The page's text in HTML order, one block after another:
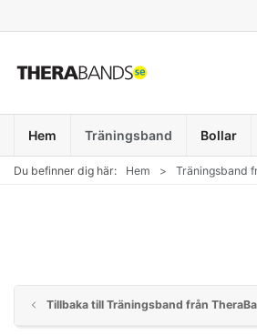
Hem Träningsband Bollar
Du befinner dig här: Hem Träningsband
Tillbaka till Träningsband från